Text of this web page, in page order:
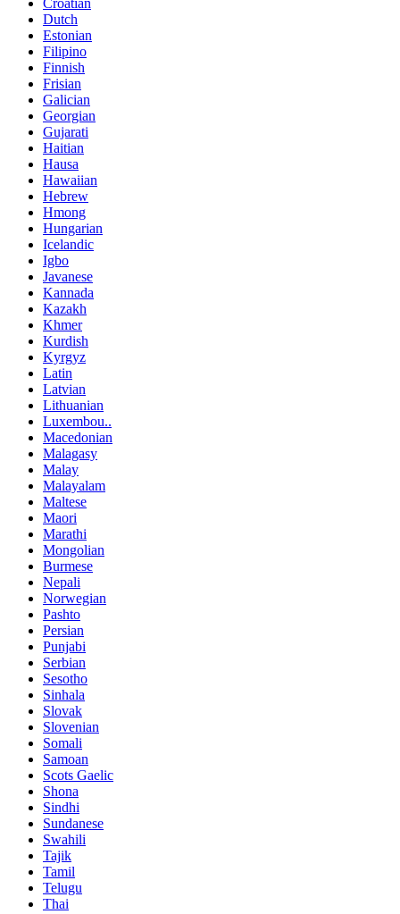
Dutch
Estonian
Filipino
Finnish
Frisian
Galician
Georgian
Gujarati
Haitian
Hausa
Hawaiian
Hebrew
Hmong
Hungarian
Icelandic
Igbo
Javanese
Kannada
Kazakh
Khmer
Kurdish
Kyrgyz
Latin
Latvian
Lithuanian
Luxembou..
Macedonian
Malagasy
Malay
Malayalam
Maltese
Maori
Marathi
Mongolian
Burmese
Nepali
Norwegian
Pashto
Persian
Punjabi
Serbian
Sesotho
Sinhala
Slovak
Slovenian
Somali
Samoan
Scots Gaelic
Shona
Sindhi
Sundanese
Swahili
Tajik
Tamil
Telugu
Thai